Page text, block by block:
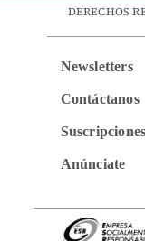
DERECHOS
Newsletters
Contáctanos
Suscripciones
Anúnciate